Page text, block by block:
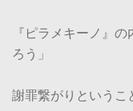
『ピラメキーノ』
ろう」
謝罪繋がりというこ